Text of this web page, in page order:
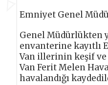
Emniyet Genel
Genel Müdürlükten
envanterine kayıtlı
Van illerinin keşif ve
Van Ferit Melen
havalandığı